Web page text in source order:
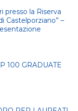
presso la Riserva
Castelporziano” –
100 GRADUATE